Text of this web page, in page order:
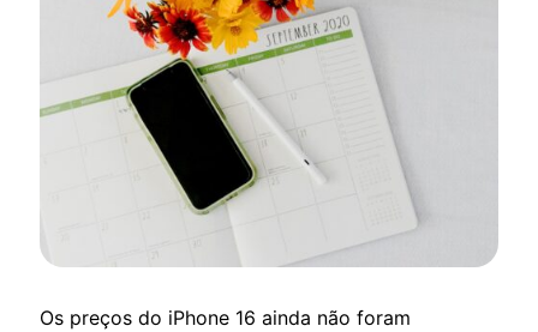
Os preços do iPhone 16 ainda não foram